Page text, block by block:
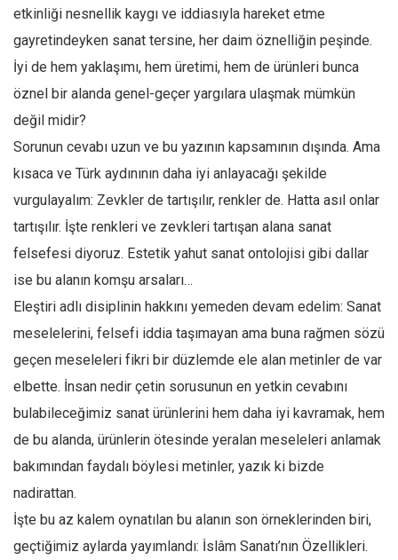
etkinliği nesnellik kaygı ve iddiasıyla hareket etme
gayretindeyken sanat tersine, her daim öznelliğin peşinde.
İyi de hem yaklaşımı, hem üretimi, hem de ürünleri bunca
öznel bir alanda genel-geçer yargılara ulaşmak mümkün
değil midir?
Sorunun cevabı uzun ve bu yazının kapsamının dışında. Ama
kısaca ve Türk aydınının daha iyi anlayacağı şekilde
vurgulayalım: Zevkler de tartışılır, renkler de. Hatta asıl onlar
tartışılır. İşte renkleri ve zevkleri tartışan alana sanat
felsefesi diyoruz. Estetik yahut sanat ontolojisi gibi dallar
ise bu alanın komşu arsaları…
Eleştiri adlı disiplinin hakkını yemeden devam edelim: Sanat
meselelerini, felsefi iddia taşımayan ama buna rağmen sözü
geçen meseleleri fikri bir düzlemde ele alan metinler de var
elbette. İnsan nedir çetin sorusunun en yetkin cevabını
bulabileceğimiz sanat ürünlerini hem daha iyi kavramak, hem
de bu alanda, ürünlerin ötesinde yeralan meseleleri anlamak
bakımından faydalı böylesi metinler, yazık ki bizde
nadirattan.
İşte bu az kalem oynatılan bu alanın son örneklerinden biri,
geçtiğimiz aylarda yayımlandı: İslâm Sanatı’nın Özellikleri.